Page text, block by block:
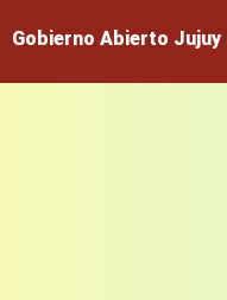
Gobierno Abierto Jujuy